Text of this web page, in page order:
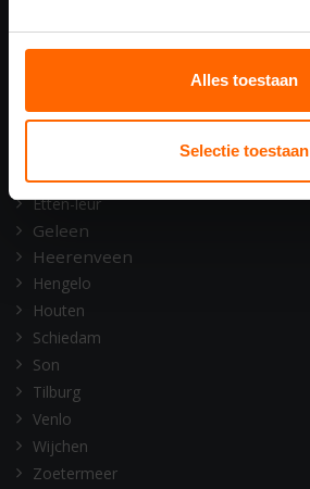
Alles toestaan
Selectie toestaan
Amsterdam
Deventer
Emmen
Etten-leur
Geleen
Heerenveen
Hengelo
Houten
Schiedam
Son
Tilburg
Venlo
Wijchen
Zoetermeer